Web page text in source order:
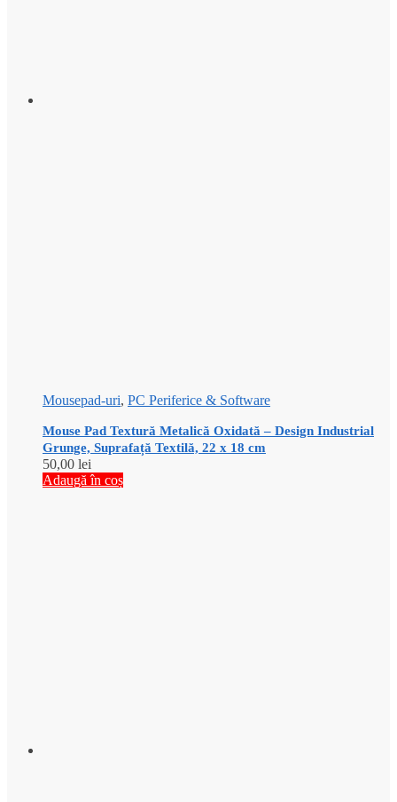
Mousepad-uri, PC Periferice & Software
Mouse Pad Textură Metalică Oxidată – Design Industrial
Grunge, Suprafață Textilă, 22 x 18 cm
50,00 lei
Adaugă în coș